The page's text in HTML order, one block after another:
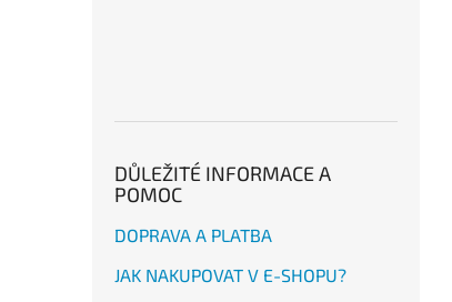
DŮLEŽITÉ INFORMACE A
POMOC
DOPRAVA A PLATBA
JAK NAKUPOVAT V E-SHOPU?